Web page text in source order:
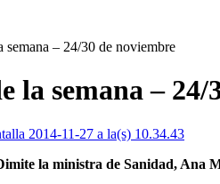
semana – 24/30 de noviembre
la semana –
la ministra de Sanidad, Ana